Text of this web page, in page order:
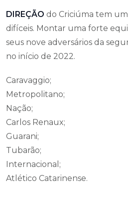
DIREÇÃO do Criciúma tem
difíceis. Montar uma forte
seus nove adversários da
no início de 2022.
Caravaggio;
Metropolitano;
Nação;
Carlos Renaux;
Guarani;
Tubarão;
Internacional;
Atlético Catarinense.